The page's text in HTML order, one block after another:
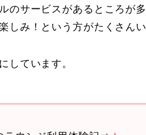
サービスがあるところが多
しみ！という方がたくさんい
しています。